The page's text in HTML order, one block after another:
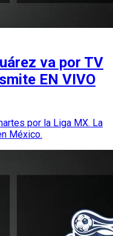
va por TV
EN VIVO
por la Liga MX. La
México.